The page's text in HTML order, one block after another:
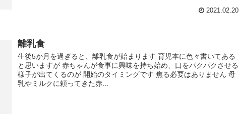
2021.02.20
離乳食
生後5か月を過ぎると、離乳食が始まります 育児本に色々書いてある
と思いますが 赤ちゃんが食事に興味を持ち始め、口をパクパクさせる
様子が出てくるのが 開始のタイミングです 焦る必要はありません 母
乳やミルクに頼ってきた赤...